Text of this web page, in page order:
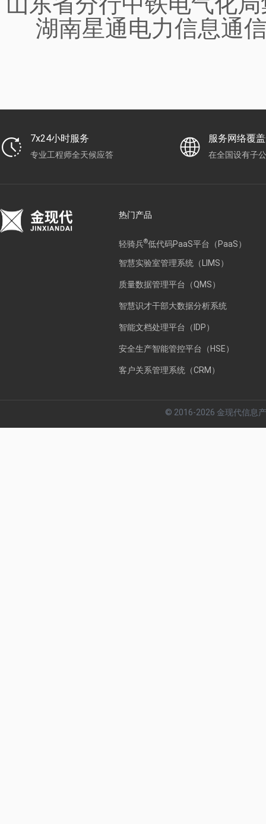
湖南星通电力信息通
7x24小时服务
专业工程师全天候应答
服务网络覆
在全国设有子
热门产品
轻骑兵®低代码PaaS平台（PaaS）
智慧实验室管理系统（LIMS）
质量数据管理平台（QMS）
智慧识才干部大数据分析系统
智能文档处理平台（IDP）
安全生产智能管控平台（HSE）
客户关系管理系统（CRM）
© 2016-2026 金现代信息